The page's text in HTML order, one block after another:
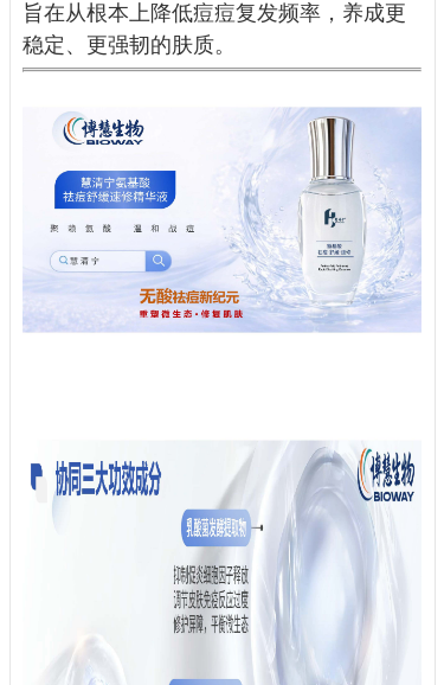
旨在从根本上降低痘痘复发频率，养成更
稳定、更强韧的肤质。